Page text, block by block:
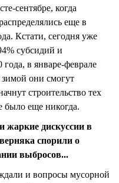
сентябре, когда
еще в
Кстати, сегодня уже
субсидий и
в январе-феврале
они смогут
строительство тех
было еще никогда.
жаркие дискуссии в
спорили о
выбросов...
и вопросы мусорной